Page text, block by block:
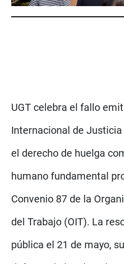
UGT celebra el fallo
Internacional de
el derecho de huelga
humano fundamental
Convenio 87 de la
del Trabajo (OIT). La
pública el 21 de mayo,